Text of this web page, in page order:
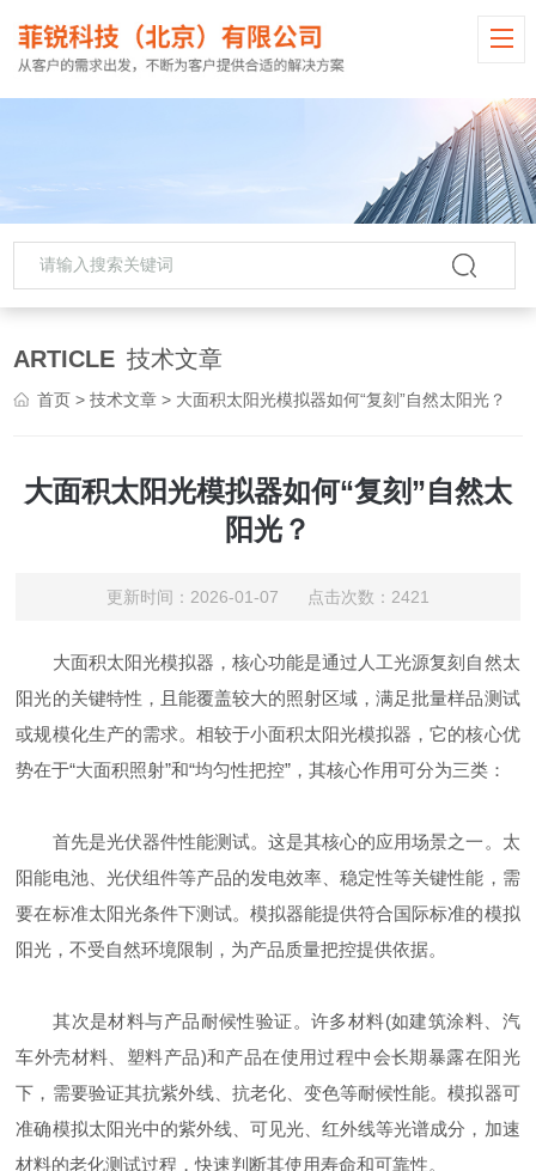
ARTICLE 技术文章
首页 >技术文章 > 大面积太阳光模拟器如何“复刻”自然太阳光？
大面积太阳光模拟器如何“复刻”自然太
阳光？
更新时间：2026-01-07 点击次数：2421
大面积太阳光模拟器，核心功能是通过人工光源复刻自然太
阳光的关键特性，且能覆盖较大的照射区域，满足批量样品测试
或规模化生产的需求。相较于小面积太阳光模拟器，它的核心优
势在于“大面积照射”和“均匀性把控”，其核心作用可分为三类：
首先是光伏器件性能测试。这是其核心的应用场景之一。太
阳能电池、光伏组件等产品的发电效率、稳定性等关键性能，需
要在标准太阳光条件下测试。模拟器能提供符合国际标准的模拟
阳光，不受自然环境限制，为产品质量把控提供依据。
其次是材料与产品耐候性验证。许多材料(如建筑涂料、汽
车外壳材料、塑料产品)和产品在使用过程中会长期暴露在阳光
下，需要验证其抗紫外线、抗老化、变色等耐候性能。模拟器可
准确模拟太阳光中的紫外线、可见光、红外线等光谱成分，加速
材料的老化测试过程，快速判断其使用寿命和可靠性。